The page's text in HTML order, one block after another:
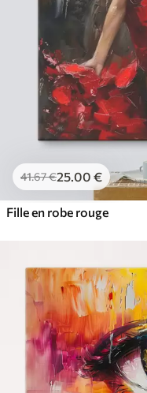
41.67€25.00 €
Fille en robe rouge